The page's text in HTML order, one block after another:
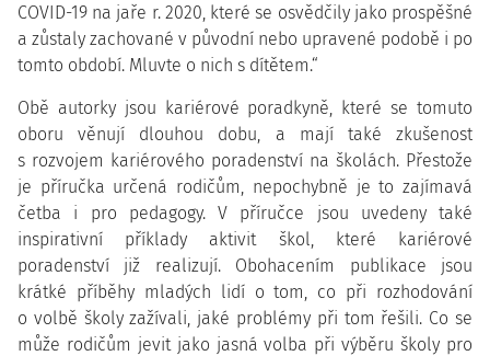
COVID-19 na jaře r. 2020, které se osvědčily jako prospěšné
a zůstaly zachované v původní nebo upravené podobě i po
tomto období. Mluvte o nich s dítětem.“
Obě autorky jsou kariérové poradkyně, které se tomuto
oboru věnují dlouhou dobu, a mají také zkušenost
s rozvojem kariérového poradenství na školách. Přestože
je příručka určená rodičům, nepochybně je to zajímavá
četba i pro pedagogy. V příručce jsou uvedeny také
inspirativní příklady aktivit škol, které kariérové
poradenství již realizují. Obohacením publikace jsou
krátké příběhy mladých lidí o tom, co při rozhodování
o volbě školy zažívali, jaké problémy při tom řešili. Co se
může rodičům jevit jako jasná volba při výběru školy pro